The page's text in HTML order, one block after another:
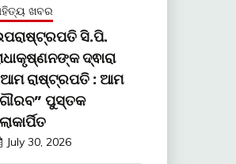
ଖବର
ସି.ପି.
ଦ୍ଵାରା
ରାଷ୍ଟ୍ରପତି : ଆମ
ପୁସ୍ତକ
July 30, 2026